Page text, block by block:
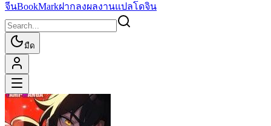
จีนBookMarkฝากลงผลงานแปลโดจิน
มืด